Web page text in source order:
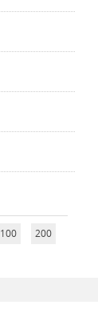
100 200